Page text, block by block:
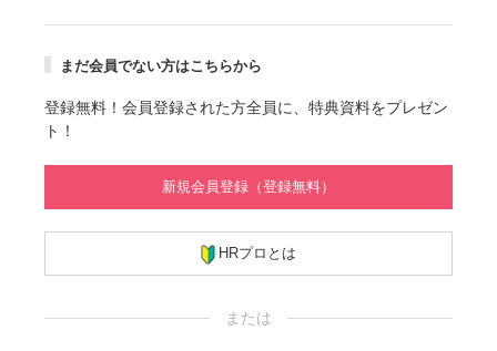
まだ会員でない方はこちらから
登録無料！会員登録された方全員に、特典資料をプレゼン
ト！
新規会員登録（登録無料）
HRプロとは
または